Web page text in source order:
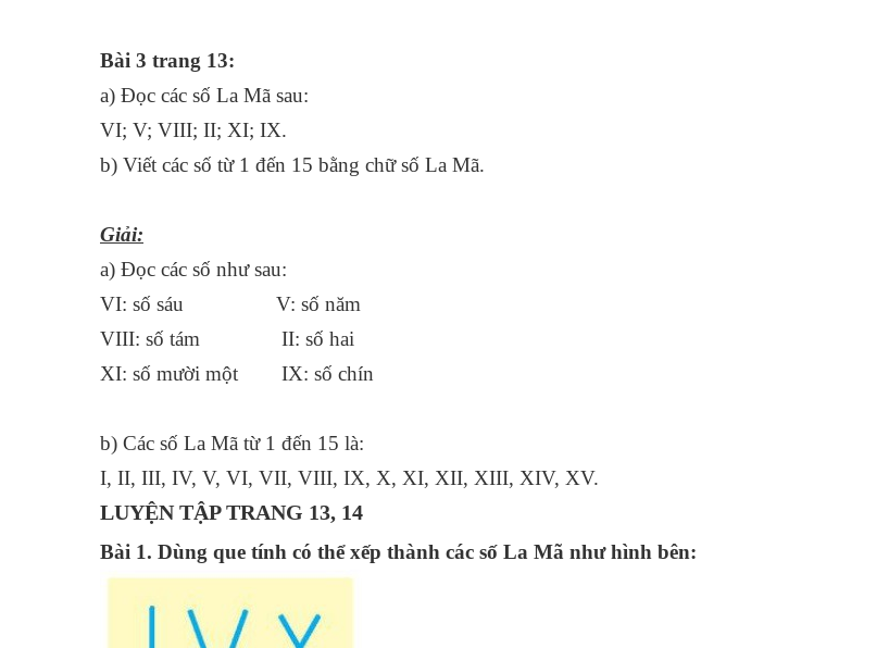
Bài 3 trang 13:
a) Đọc các số La Mã sau:
VI; V; VIII; II; XI; IX.
b) Viết các số từ 1 đến 15 bằng chữ số La Mã.
Giải:
a) Đọc các số như sau:
VI: số sáu V: số năm
VIII: số tám II: số hai
XI: số mười một IX: số chín
b) Các số La Mã từ 1 đến 15 là:
I, II, III, IV, V, VI, VII, VIII, IX, X, XI, XII, XIII, XIV, XV.
LUYỆN TẬP TRANG 13, 14
Bài 1. Dùng que tính có thể xếp thành các số La Mã như hình bên: